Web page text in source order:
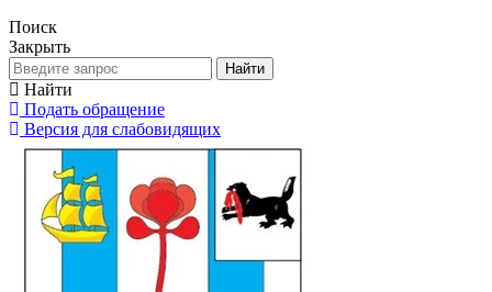
Поиск
Закрыть
Найти
Найти
Подать обращение
Версия для слабовидящих